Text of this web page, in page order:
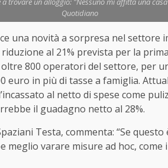
Quotidiano
una novità a sorpresa nel settore
al 21% prevista per la
800 operatori del settore, per
euro in più di tasse a famiglia.
al netto di spese come
il guadagno netto al 28%.
Testa, commenta: “Se
varare misure ad hoc, come